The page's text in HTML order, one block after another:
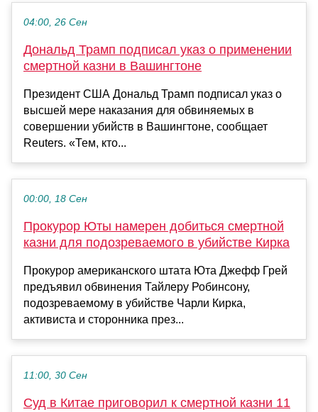
04:00, 26 Сен
Дональд Трамп подписал указ о применении
смертной казни в Вашингтоне
Президент США Дональд Трамп подписал указ о
высшей мере наказания для обвиняемых в
совершении убийств в Вашингтоне, сообщает
Reuters. «Тем, кто...
00:00, 18 Сен
Прокурор Юты намерен добиться смертной
казни для подозреваемого в убийстве Кирка
Прокурор американского штата Юта Джефф Грей
предъявил обвинения Тайлеру Робинсону,
подозреваемому в убийстве Чарли Кирка,
активиста и сторонника през...
11:00, 30 Сен
Суд в Китае приговорил к смертной казни 11